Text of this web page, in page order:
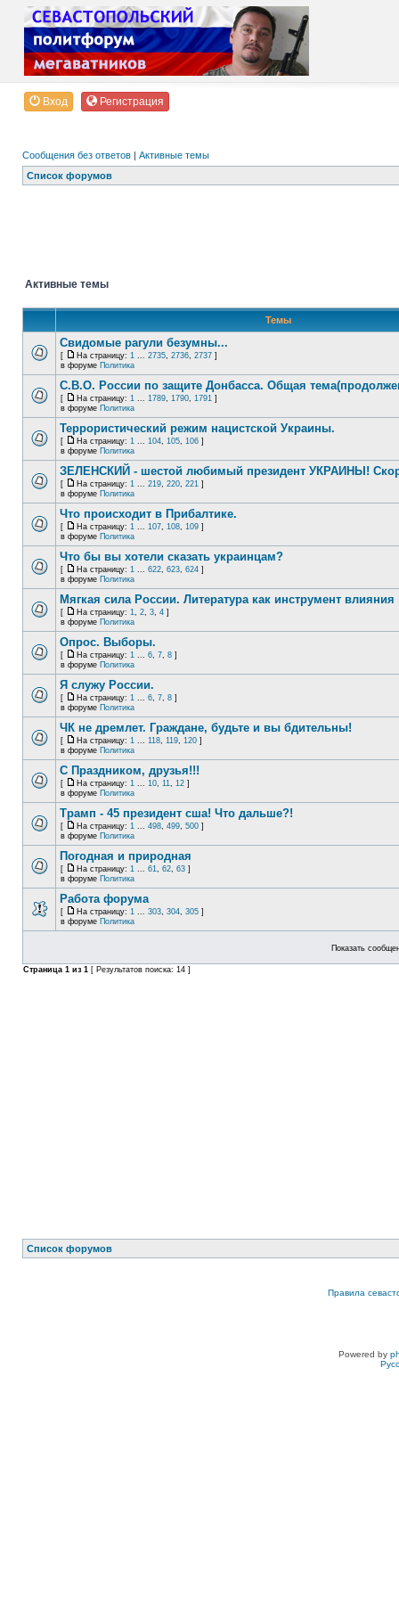
Вход Регистрация
Сообщения без ответов | Активные темы
Список форумов
Активные темы
Темы
Свидомые рагули безумны...
[ На страницу: 1 ... 2735, 2736, 2737 ]
в форуме Политика
С.В.О. России по защите Донбасса. Общая
[ На страницу: 1 ... 1789, 1790, 1791 ]
в форуме Политика
Террористический режим нацистской Украины.
[ На страницу: 1 ... 104, 105, 106 ]
в форуме Политика
ЗЕЛЕНСКИЙ - шестой любимый президент УКРАИНЫ!
[ На страницу: 1 ... 219, 220, 221 ]
в форуме Политика
Что происходит в Прибалтике.
[ На страницу: 1 ... 107, 108, 109 ]
в форуме Политика
Что бы вы хотели сказать украинцам?
[ На страницу: 1 ... 622, 623, 624 ]
в форуме Политика
Мягкая сила России. Литература как инструмент влияния
[ На страницу: 1, 2, 3, 4 ]
в форуме Политика
Опрос. Выборы.
[ На страницу: 1 ... 6, 7, 8 ]
в форуме Политика
Я служу России.
[ На страницу: 1 ... 6, 7, 8 ]
в форуме Политика
ЧК не дремлет. Граждане, будьте и вы бдительны!
[ На страницу: 1 ... 118, 119, 120 ]
в форуме Политика
С Праздником, друзья!!!
[ На страницу: 1 ... 10, 11, 12 ]
в форуме Политика
Трамп - 45 президент сша! Что дальше?!
[ На страницу: 1 ... 498, 499, 500 ]
в форуме Политика
Погодная и природная
[ На страницу: 1 ... 61, 62, 63 ]
в форуме Политика
Работа форума
[ На страницу: 1 ... 303, 304, 305 ]
в форуме Политика
Показать
Страница 1 из 1 [ Результатов поиска: 14 ]
Список форумов
Правила
Powered by